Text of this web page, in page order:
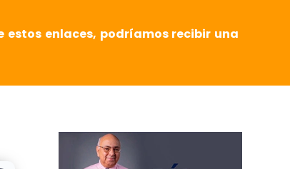
estos enlaces, podríamos recibir una